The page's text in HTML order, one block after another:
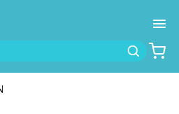
Найти